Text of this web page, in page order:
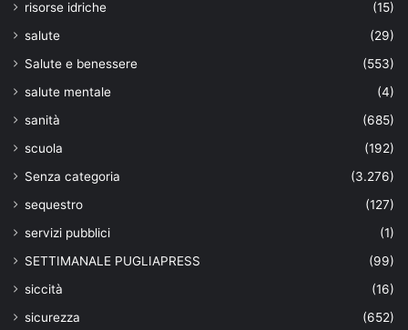
risorse idriche
(15)
salute
(29)
Salute e benessere
(553)
salute mentale
(4)
sanità
(685)
scuola
(192)
Senza categoria
(3.276)
sequestro
(127)
servizi pubblici
(1)
SETTIMANALE PUGLIAPRESS
(99)
siccità
(16)
sicurezza
(652)